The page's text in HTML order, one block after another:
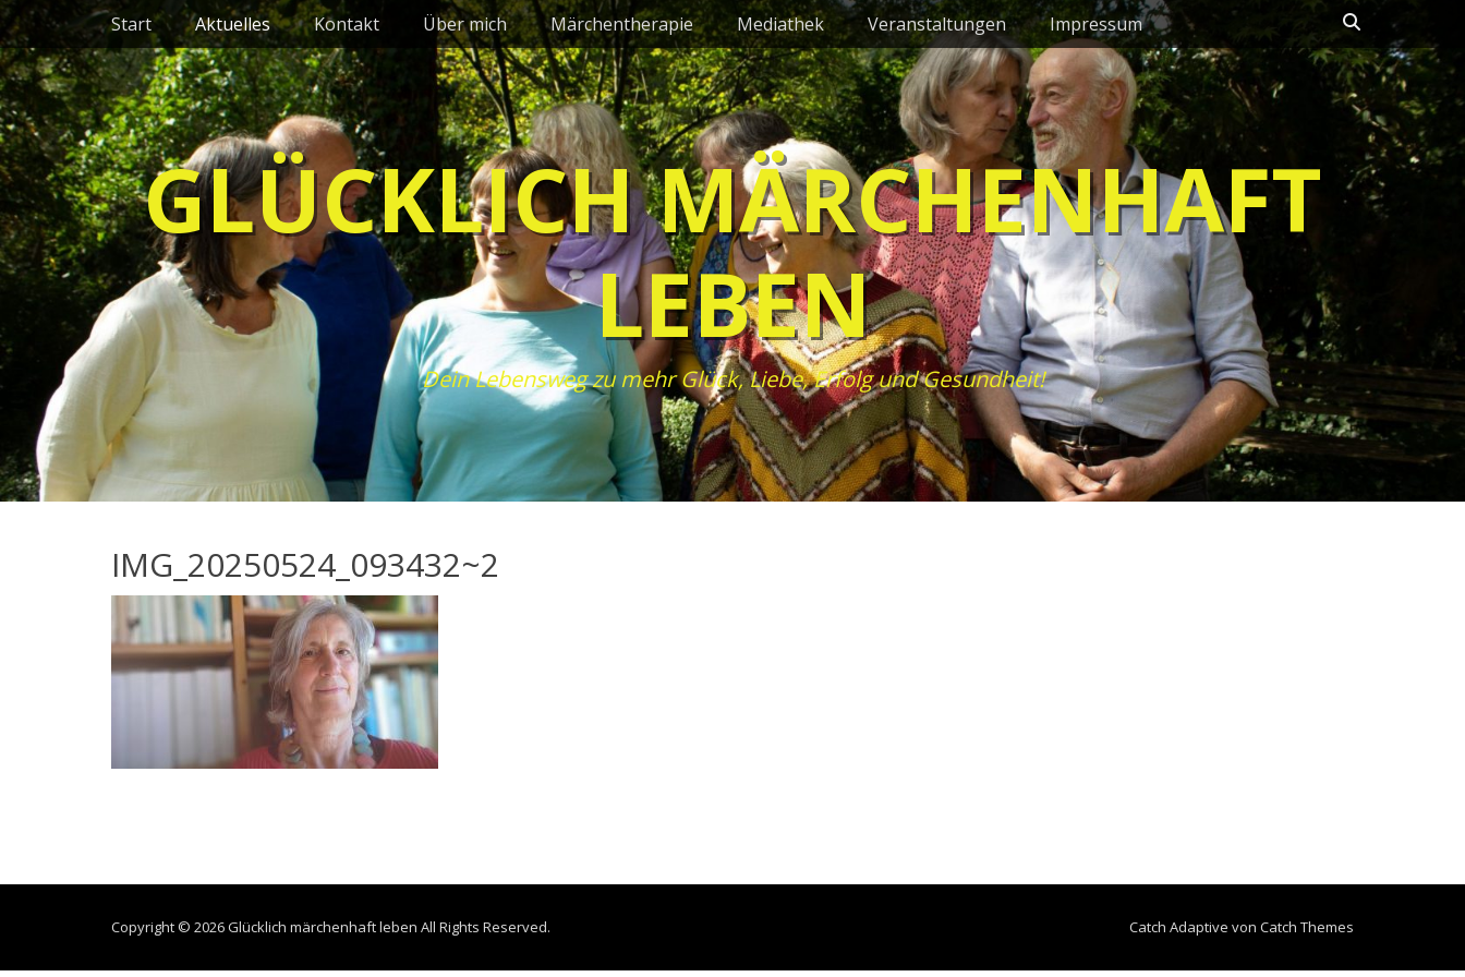
Zum
Inhalt
springen
Primäres Menü
Start Aktuelles Kontakt Über mich Märchentherapie Mediathek Veranstaltungen Impressum
GLÜCKLICH MÄRCHENHAFT
LEBEN
Dein Lebensweg zu mehr Glück, Liebe, Erfolg und Gesundheit!
IMG_20250524_093432~2
Copyright © 2026Glücklich märchenhaft leben All Rights Reserved. Catch Adaptive von Catch Themes